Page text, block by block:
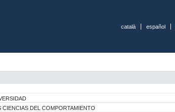
català español
CIENCIAS DEL COMPORTAMIENTO